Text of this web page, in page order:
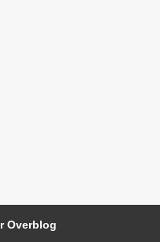
Overblog